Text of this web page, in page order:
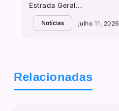
Estrada Geral...
Notícias julho 11, 2026
Relacionadas